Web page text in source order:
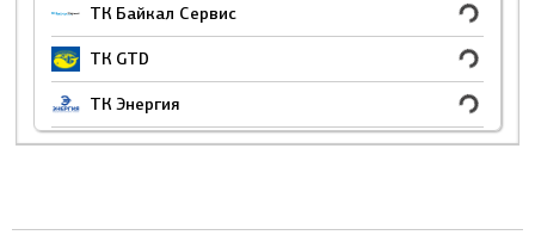
ТК Байкал Сервис
ТК GTD
ТК Энергия